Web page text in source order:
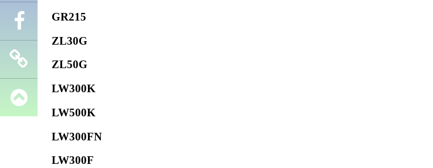
GR215
ZL30G
ZL50G
LW300K
LW500K
LW300FN
LW300F
Телефон
Facebook
Запчасти